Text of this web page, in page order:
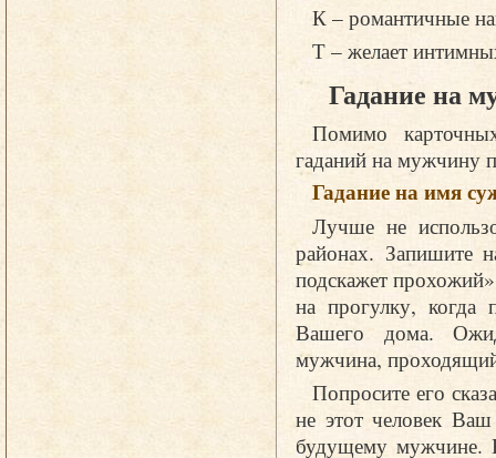
К – романтичные
Т – желает
Гадание на
Помимо
гаданий на мужчину
Гадание на имя
Лучше не
районах. Запишите
подскажет
на прогулку, когда
Вашего дома.
мужчина,
Попросите его
не этот человек
будущему мужчине.